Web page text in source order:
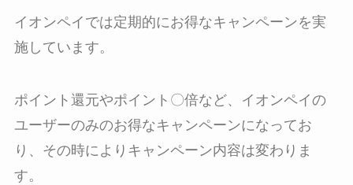
イオンペイでは定期的にお得なキャンペーンを実
施しています。
ポイント還元やポイント〇倍など、イオンペイの
ユーザーのみのお得なキャンペーンになってお
り、その時によりキャンペーン内容は変わりま
す。